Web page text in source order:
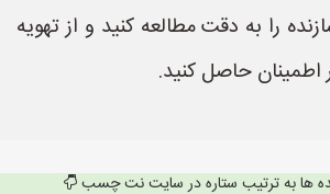
را به دقت مطالعه کنید و از تهویه
حاصل کنید.
ها به ترتیب ستاره در سایت نت چسب